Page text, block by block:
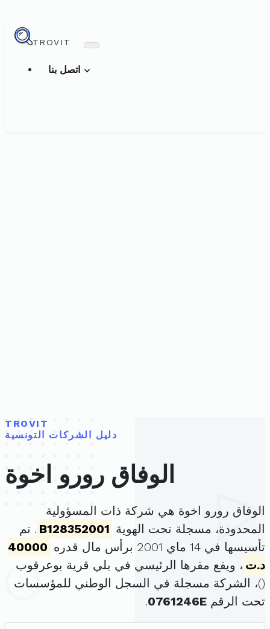
TROVIT
TROVIT
دليل الشركات التونسية
الوفاق رورو اخوة
الوفاق رورو اخوة هي شركة ذات المسؤولية
المحدودة، مسجلة تحت الهوية B128352001 . تم
تأسيسها في 14 ماي 2001 برأس مال قدره
40000
د.ت ، ويقع مقرها الرئيسي في بلي قرية بوعرقوب
()، الشركة مسجلة في السجل الوطني للمؤسسات
تحت الرقم 0761246E
.